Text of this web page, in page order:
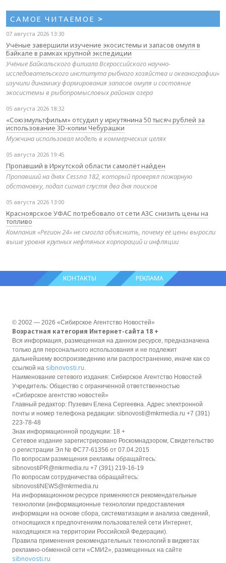
САМОЕ ЧИТАЕМОЕ >
07 августа 2026 13:30
Учёные завершили изучение экосистемы и запасов омуля в
Байкале в рамках крупной экспедиции
Учёные Байкальского филиала Всероссийского научно-
исследовательского института рыбного хозяйства и океанографии»
изучили динамику формирования запасов омуля и состояние
экосистемы в рыбопромысловых районах озера
05 августа 2026 18:32
«Союзмультфильм» отсудил у иркутянина 50 тысяч рублей за
использование 3D-копии Чебурашки
Мужчина использовал модель в коммерческих целях
05 августа 2026 19:45
Пропавший в Иркутской области самолёт найден
Пропавший на днях Cessna 182, который проверял пожарную
обстановку, подал сигнал спустя два дня поисков
05 августа 2026 13:00
Красноярское УФАС потребовало от сети АЗС снизить цены на
топливо
Компания «Регион 24» не смогла объяснить, почему её цены выросли
выше уровня крупных нефтяных корпораций и инфляции
КОНТАКТЫ РЕКЛАМА
© 2002 — 2026 «Сибирское Агентство Новостей»
Возрастная категория Интернет-сайта 18 +
Вся информация, размещенная на данном ресурсе, предназначена
только для персонального использования и не подлежит
дальнейшему воспроизведению или распространению, иначе как со
ссылкой на sibnovosti.ru.
Наименование сетевого издания: Сибирское Агентство Новостей
Учредитель: Общество с ограниченной ответственностью
«Сибирское агентство новостей»
Главный редактор: Пузевич Елена Сергеевна. Адрес электронной
почты и номер телефона редакции: sibnovosti@mkrmedia.ru +7 (391)
223-78-48
Знак информационной продукции: 18 +
Сетевое издание зарегистрировано Роскомнадзором, Свидетельство
о регистрации Эл № ФС77-61356 от 07.04.2015
По вопросам размещения рекламы обращайтесь:
sibnovostiPR@mkrmedia.ru +7 (391) 219-16-19
По вопросам сотрудничества обращайтесь:
sibnovostiNEWS@mkrmedia.ru
На информационном ресурсе применяются рекомендательные
технологии (информационные технологии предоставления
информации на основе сбора, систематизации и анализа сведений,
относящихся к предпочтениям пользователей сети Интернет,
находящихся на территории Российской Федерации).
Правила применения рекомендательных технологий в виджетах
рекламно-обменной сети «СМИ2», размещенных на сайте
sibnovosti.ru